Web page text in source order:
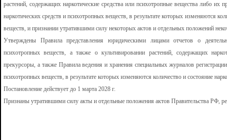
растений, содержащих наркотические средства или психотропные вещества либо их
наркотических средств и психотропных веществ, в результате которых изменяются
веществ, и признании утратившими силу некоторых актов и отдельных положений
Утверждены Правила представления юридическими лицами отчетов о
психотропных веществ, а также о культивировании растений, содержащих
прекурсоры, а также Правила ведения и хранения специальных журналов
психотропных веществ, в результате которых изменяются количество и состояние
Постановление действует до 1 марта 2028 г.
Признаны утратившими силу акты и отдельные положения актов Правительства РФ,